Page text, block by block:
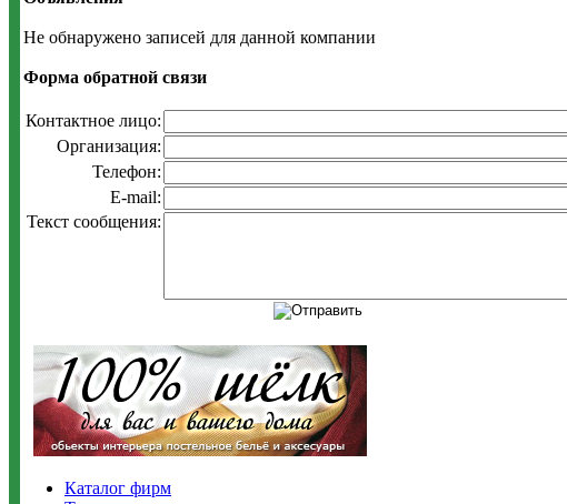
Не обнаружено записей для данной компании
Форма обратной связи
Контактное лицо:
Организация:
Телефон:
E-mail:
Текст сообщения:
Каталог фирм